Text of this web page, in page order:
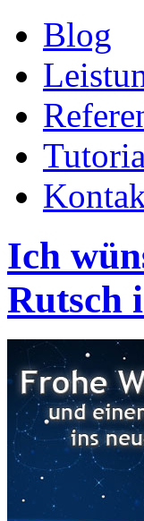
Blog
Ich
Rutsch